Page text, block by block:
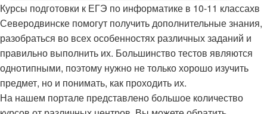
Курсы подготовки к ЕГЭ по информатике в 10-11 классахв
Северодвинске помогут получить дополнительные знания,
разобраться во всех особенностях различных заданий и
правильно выполнить их. Большинство тестов являются
однотипными, поэтому нужно не только хорошо изучить
предмет, но и понимать, как проходить их.
На нашем портале представлено большое количество